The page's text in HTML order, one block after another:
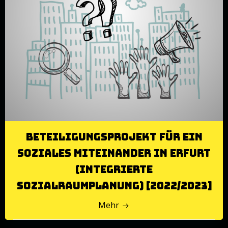
Beteiligungsprojekt für ein
soziales Miteinander in Erfurt
(integrierte
Sozialraumplanung) [2022/2023]
Mehr